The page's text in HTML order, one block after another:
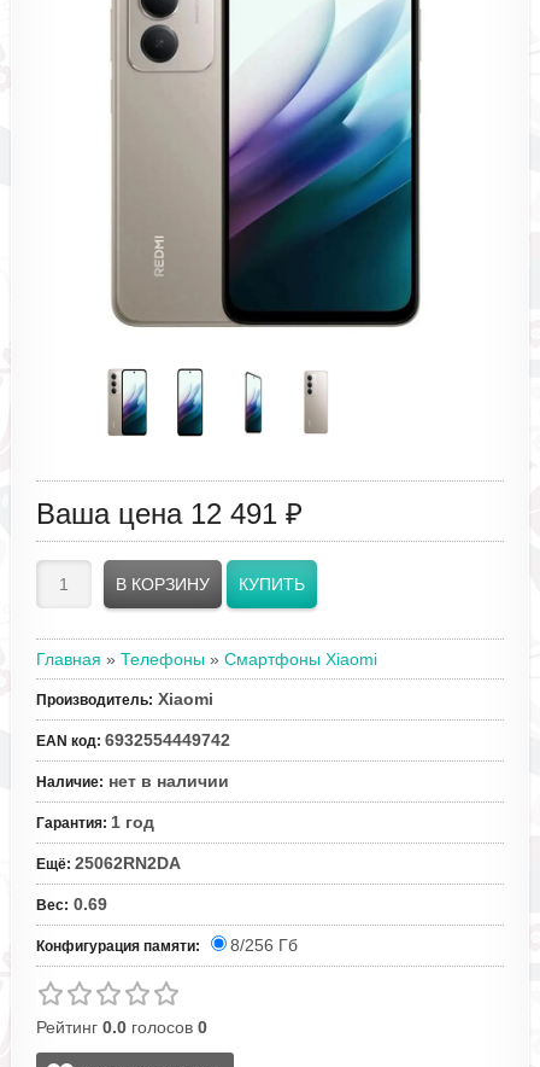
Ваша цена 12 491 ₽
Главная » Телефоны » Смартфоны Xiaomi
Производитель: Xiaomi
EAN код: 6932554449742
Наличие: нет в наличии
Гарантия: 1 год
Ещё: 25062RN2DA
Вес: 0.69
Конфигурация памяти: 8/256 Гб
Рейтинг 0.0голосов 0